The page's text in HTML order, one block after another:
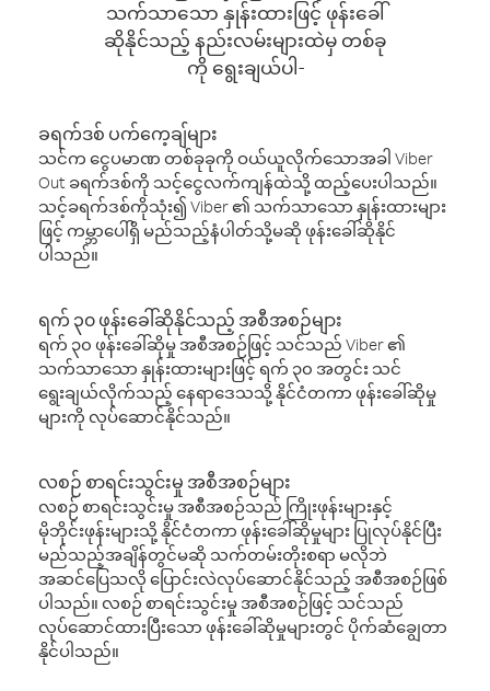
သက်သာသော နှုန်းထားဖြင့် ဖုန်းခေါ်
ဆိုနိုင်သည့် နည်းလမ်းများထဲမှ တစ်ခု
ကို ရွေးချယ်ပါ-
ခရက်ဒစ် ပက်ကေ့ချ်များ
သင်က ငွေပမာဏ တစ်ခုခုကို ဝယ်ယူလိုက်သောအခါ Viber
Out ခရက်ဒစ်ကို သင့်ငွေလက်ကျန်ထဲသို့ ထည့်ပေးပါသည်။
သင့်ခရက်ဒစ်ကိုသုံး၍ Viber ၏ သက်သာသော နှုန်းထားများ
ဖြင့် ကမ္ဘာပေါ်ရှိ မည်သည့်နံပါတ်သို့မဆို ဖုန်းခေါ်ဆိုနိုင်
ပါသည်။
ရက် ၃၀ ဖုန်းခေါ်ဆိုနိုင်သည့် အစီအစဉ်များ
ရက် ၃၀ ဖုန်းခေါ်ဆိုမှု အစီအစဉ်ဖြင့် သင်သည် Viber ၏
သက်သာသော နှုန်းထားများဖြင့် ရက် ၃၀ အတွင်း သင်
ရွေးချယ်လိုက်သည့် နေရာဒေသသို့ နိုင်ငံတကာ ဖုန်းခေါ်ဆိုမှု
များကို လုပ်ဆောင်နိုင်သည်။
လစဉ် စာရင်းသွင်းမှု အစီအစဉ်များ
လစဉ် စာရင်းသွင်းမှု အစီအစဉ်သည် ကြိုးဖုန်းများနှင့်
မိုဘိုင်းဖုန်းများသို့ နိုင်ငံတကာ ဖုန်းခေါ်ဆိုမှုများ ပြုလုပ်နိုင်ပြီး
မည်သည့်အချိန်တွင်မဆို သက်တမ်းတိုးစရာ မလိုဘဲ
အဆင်ပြေသလို ပြောင်းလဲလုပ်ဆောင်နိုင်သည့် အစီအစဉ်ဖြစ်
ပါသည်။ လစဉ် စာရင်းသွင်းမှု အစီအစဉ်ဖြင့် သင်သည်
လုပ်ဆောင်ထားပြီးသော ဖုန်းခေါ်ဆိုမှုများတွင် ပိုက်ဆံချွေတာ
နိုင်ပါသည်။